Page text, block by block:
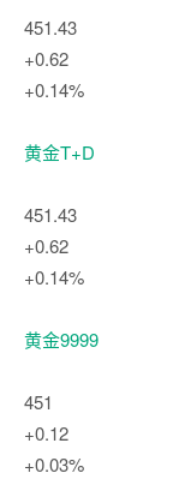
451.43
+0.62
+0.14%
黄金T+D
451.43
+0.62
+0.14%
黄金9999
451
+0.12
+0.03%